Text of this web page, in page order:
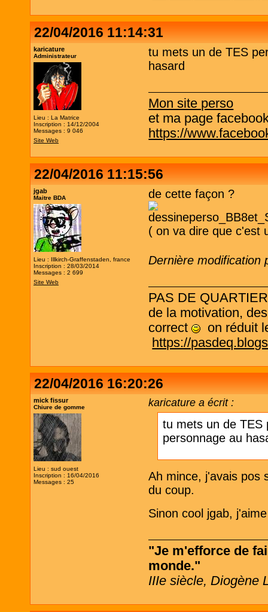
22/04/2016 11:14:31
karicature
Administrateur
Lieu : La Matrice
Inscription : 14/12/2004
Messages : 9 046
Site Web
tu mets un de TES
hasard
Mon site perso
et ma page
https://
22/04/2016 11:15:56
jgab
Maitre BDA
Lieu : Illkirch-Graffenstaden, france
Inscription : 28/03/2014
Messages : 2 699
Site Web
de cette façon ?
( on va dire que c'est
Dernière modification
PAS DE
de la motivation,
correct
on réduit
https://
22/04/2016 16:20:26
mick fissur
Chiure de gomme
Lieu : sud ouest
Inscription : 16/04/2016
Messages : 25
karicature a écrit :
tu mets un de TES
personnage au
Ah mince, j'avais pos
du coup.
Sinon cool jgab,
"Je m'efforce de
monde."
IIIe siècle, Diogène